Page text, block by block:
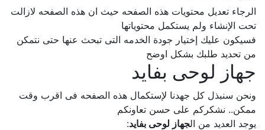
الرجاء تعديل محتويات هذه الصفحه حيث ان هذه الصفحه لازالت
تحت الإنشاء ولم يستكمل محتوياتها
فسيكون عليك إختيار جودة الخدمه التى تبحث عنها حتى نتمكن
من تحديد طلبك بشكل اوضح
جهاز لوحى بفايد
ونحن سنبذل كل جهدنا لإستكمال هذه الصفحه فى اقرب وقت
ممكن.. نشكركم على حسن تعاونكم
يوجد العديد من ال جهاز لوحى بفايد: